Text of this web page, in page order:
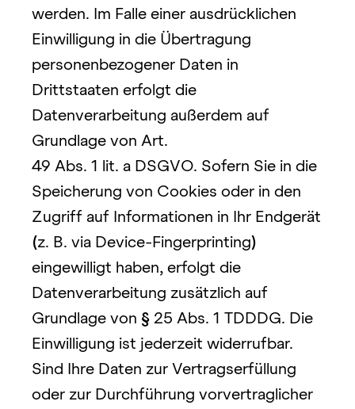
werden. Im Falle einer ausdrücklichen
Einwilligung in die Übertragung
personenbezogener Daten in
Drittstaaten erfolgt die
Datenverarbeitung außerdem auf
Grundlage von Art.
49 Abs. 1 lit. a DSGVO. Sofern Sie in die
Speicherung von Cookies oder in den
(z. B. via Device-Fingerprinting)
eingewilligt haben, erfolgt die
Datenverarbeitung zusätzlich auf
Grundlage von § 25 Abs. 1 TDDDG. Die
Einwilligung ist jederzeit widerrufbar.
Sind Ihre Daten zur Vertragserfüllung
oder zur Durchführung vorvertraglicher